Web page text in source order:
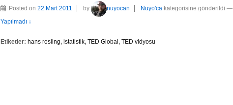
Posted on 22 Mart 2011 by nuyocan Nuyo'ca kategorisine gönderildi —
Yapılmadı ↓
Etiketler: hans rosling, istatistik, TED Global , TED vidyosu